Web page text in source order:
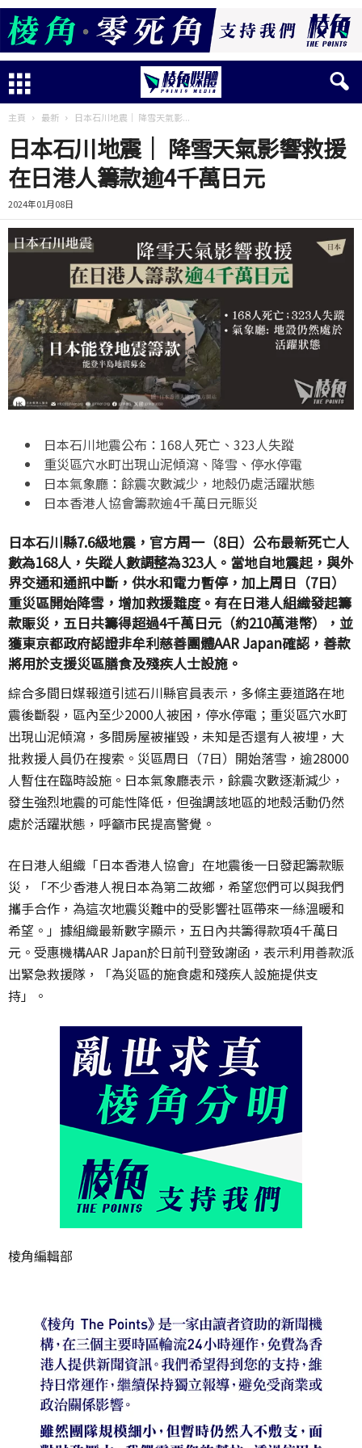
主頁 最新 日本石川地震｜ 降雪天氣影...
日本石川地震｜ 降雪天氣影響救援
在日港人籌款逾4千萬日元
2024年01月08日
日本石川地震公布：168人死亡、323人失蹤
重災區穴水町出現山泥傾瀉、降雪、停水停電
日本氣象廳：餘震次數減少，地殼仍處活躍狀態
日本香港人協會籌款逾4千萬日元賑災
日本石川縣7.6級地震，官方周一（8日）公布最新死亡人
數為168人，失蹤人數調整為323人。當地自地震起，與外
界交通和通訊中斷，供水和電力暫停，加上周日（7日）
重災區開始降雪，增加救援難度。有在日港人組織發起籌
款賑災，五日共籌得超過4千萬日元（約210萬港幣），並
獲東京都政府認證非牟利慈善團體AAR Japan確認，善款
將用於支援災區膳食及殘疾人士設施。
綜合多間日媒報道引述石川縣官員表示，多條主要道路在地
震後斷裂，區內至少2000人被困，停水停電；重災區穴水町
出現山泥傾瀉，多間房屋被摧毀，未知是否還有人被埋，大
批救援人員仍在搜索。災區周日（7日）開始落雪，逾28000
人暫住在臨時設施。日本氣象廳表示，餘震次數逐漸減少，
發生強烈地震的可能性降低，但強調該地區的地殼活動仍然
處於活躍狀態，呼籲市民提高警覺。
在日港人組織「日本香港人協會」在地震後一日發起籌款賑
災，「不少香港人視日本為第二故鄉，希望您們可以與我們
攜手合作，為這次地震災難中的受影響社區帶來一絲溫暖和
希望。」據組織最新數字顯示，五日內共籌得款項4千萬日
元。受惠機構AAR Japan於日前刊登致謝函，表示利用善款派
出緊急救援隊，「為災區的施食處和殘疾人設施提供支
持」。
棱角編輯部